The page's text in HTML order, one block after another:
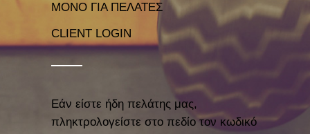
ΜΟΝΟ ΓΙΑ ΠΕΛΑΤΕΣ
CLIENT LOGIN
Εάν είστε ήδη πελάτης μας,
πληκτρολογείστε στο πεδίο τον κωδικό